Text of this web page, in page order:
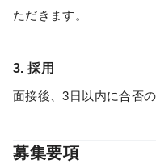
ただきます。
3. 採用
面接後、3日以内に合否
募集要項